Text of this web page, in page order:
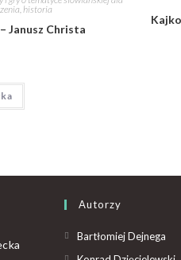
historia
Janusz Christa
Autorzy
Bartłomiej Dejnega